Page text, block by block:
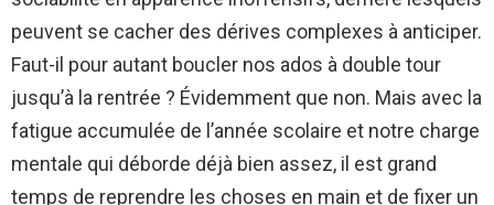
peuvent se cacher des dérives complexes à anticiper.
Faut-il pour autant boucler nos ados à double tour
jusqu’à la rentrée ? Évidemment que non. Mais avec la
fatigue accumulée de l’année scolaire et notre charge
mentale qui déborde déjà bien assez, il est grand
temps de reprendre les choses en main et de fixer un